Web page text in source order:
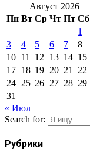
Август 2026
Пн Вт Ср Чт Пт Сб
1
3
4 5 6 7 8
10 11 12 13 14 15
17 18 19 20 21 22
24 25 26 27 28 29
31
« Июл
Search for:
Рубрики